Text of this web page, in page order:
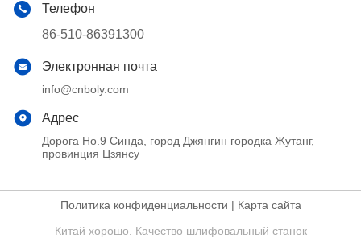
Телефон
86-510-86391300
Электронная почта
info@cnboly.com
Адрес
Дорога Но.9 Синда, город Джянгин городка Жутанг,
провинция Цзянсу
Политика конфиденциальности | Карта сайта
Китай хорошо. Качество шлифовальный станок